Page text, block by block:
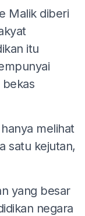
Malik diberi
itu
bekas
melihat
satu kejutan,
yang besar
negara